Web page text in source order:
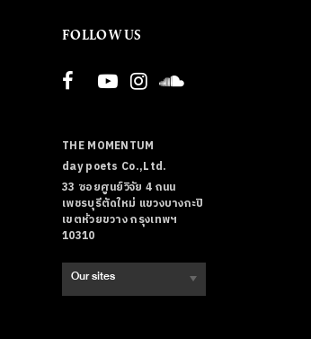
FOLLOW US
THE MOMENTUM
day poets Co.,Ltd.
33 ซอยศูนย์วิจัย 4 ถนน
เพชรบุรีตัดใหม่ แขวงบางกะปิ
เขตห้วยขวาง กรุงเทพฯ
10310